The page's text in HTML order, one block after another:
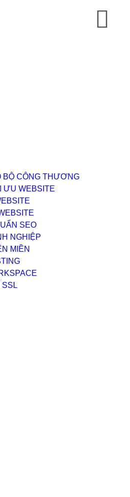
BỘ CÔNG THƯƠNG
ƯU WEBSITE
SEO
NGHIỆP
MIỀN